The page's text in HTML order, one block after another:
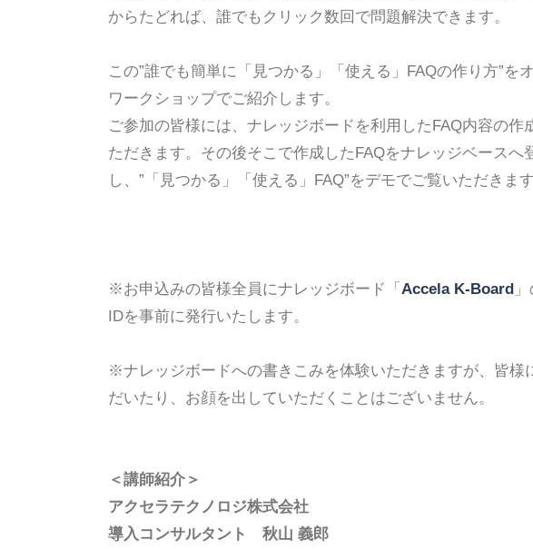
からたどれば、誰でもクリック数回で問題解決できます。
この”誰でも簡単に「見つかる」「使える」FAQの作り方”を
ワークショップでご紹介します。
ご参加の皆様には、ナレッジボードを利用したFAQ内容の作
ただきます。その後そこで作成したFAQをナレッジベースへ
し、”「見つかる」「使える」FAQ”をデモでご覧いただきます
※お申込みの皆様全員にナレッジボード「 Accela K-Board」
IDを事前に発行いたします。
※ナレッジボードへの書きこみを体験いただきますが、皆様
だいたり、お顔を出していただくことはございません。
＜講師紹介＞
アクセラテクノロジ株式会社
導入コンサルタント 秋山 義郎